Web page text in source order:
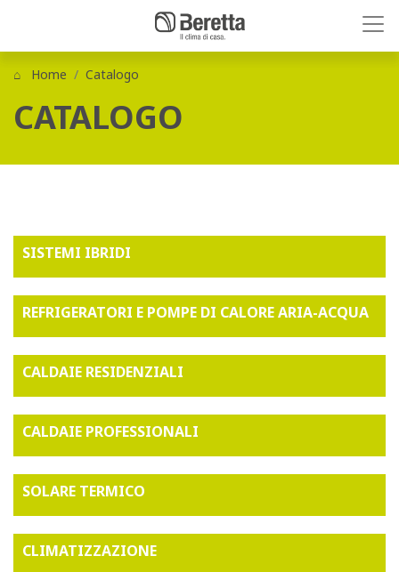
Home Catalogo
CATALOGO
SISTEMI IBRIDI
REFRIGERATORI E POMPE DI CALORE ARIA-ACQUA
CALDAIE RESIDENZIALI
CALDAIE PROFESSIONALI
SOLARE TERMICO
CLIMATIZZAZIONE